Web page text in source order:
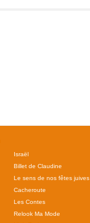
Israël
Billet de Claudine
Le sens de nos fêtes juives
Cacheroute
Les Contes
Relook Ma Mode